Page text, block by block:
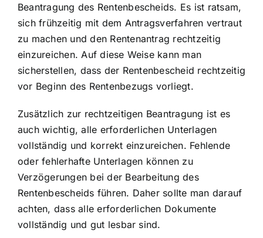
Beantragung des Rentenbescheids. Es ist ratsam,
sich frühzeitig mit dem Antragsverfahren vertraut
zu machen und den Rentenantrag rechtzeitig
einzureichen. Auf diese Weise kann man
sicherstellen, dass der Rentenbescheid rechtzeitig
vor Beginn des Rentenbezugs vorliegt.
Zusätzlich zur rechtzeitigen Beantragung ist es
auch wichtig, alle erforderlichen Unterlagen
vollständig und korrekt einzureichen. Fehlende
oder fehlerhafte Unterlagen können zu
Verzögerungen bei der Bearbeitung des
Rentenbescheids führen. Daher sollte man darauf
achten, dass alle erforderlichen Dokumente
vollständig und gut lesbar sind.